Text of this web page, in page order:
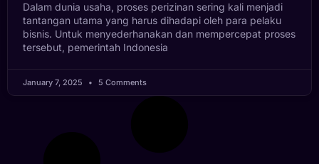
Dalam dunia usaha, proses perizinan sering kali menjadi
tantangan utama yang harus dihadapi oleh para pelaku
bisnis. Untuk menyederhanakan dan mempercepat proses
tersebut, pemerintah Indonesia
January 7, 2025 5 Comments